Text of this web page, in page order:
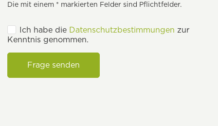
Die mit einem * markierten Felder sind Pflichtfelder.
Ich habe die Datenschutzbestimmungen zur
Kenntnis genommen.
Frage senden